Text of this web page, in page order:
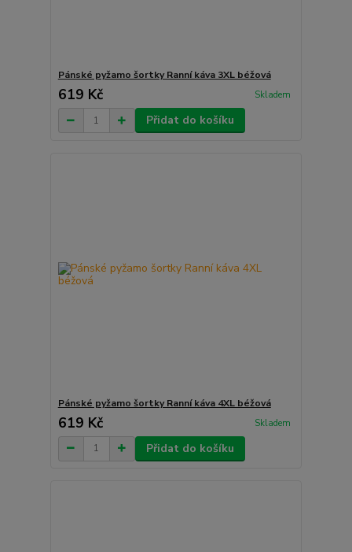
Pánské pyžamo šortky Ranní káva 3XL béžová
619 Kč Skladem
Přidat do košíku
Pánské pyžamo šortky Ranní káva 4XL béžová
619 Kč Skladem
Přidat do košíku